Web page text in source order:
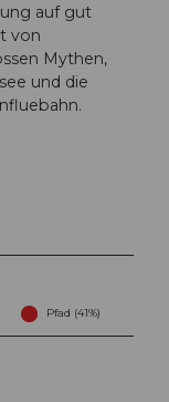
auf gut
von
Mythen,
und die
Pfad (41%)